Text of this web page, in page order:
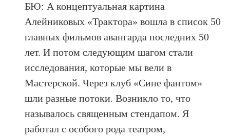
БЮ: А концептуальная картина
Алейниковых «Трактора» вошла в список 50
главных фильмов авангарда последних 50
лет. И потом следующим шагом стали
исследования, которые мы вели в
Мастерской. Через клуб «Сине фантом»
шли разные потоки. Возникло то, что
называлось священным стендапом. Я
работал с особого рода театром,